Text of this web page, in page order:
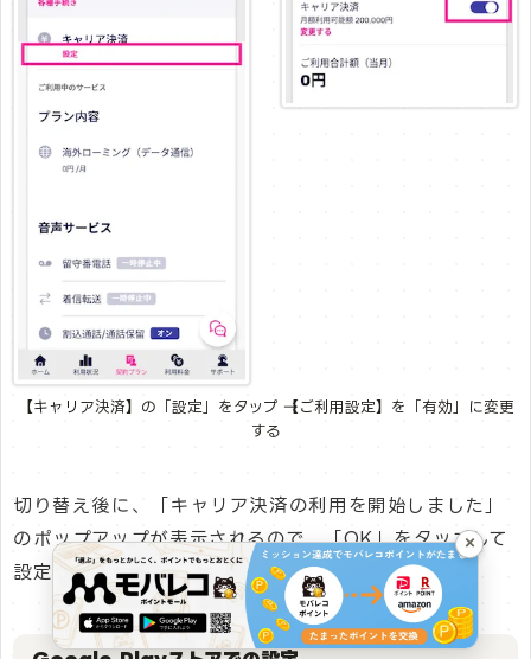
【キャリア決済】の「設定」をタップ →【ご利用設定】を「有効」に変更
する
切り替え後に、「キャリア決済の利用を開始しました」
のポップアップが表示されるので、「OK」をタップして
設定完了です。
×